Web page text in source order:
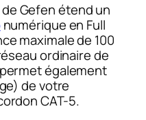
de Gefen étend un
numérique en Full
maximale de 100
ordinaire de
également
de votre
CAT-5.